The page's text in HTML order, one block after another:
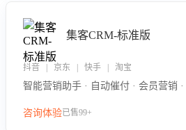
集客CRM-标准版
抖音 | 京东 | 快手 | 淘宝
智能营销助手 · 自动催付 · 会员营销
咨询体验已售99+